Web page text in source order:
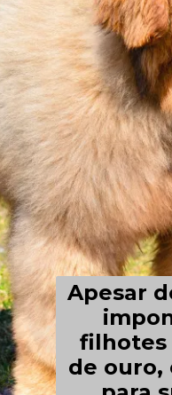
Apesar
filhotes
de ouro,